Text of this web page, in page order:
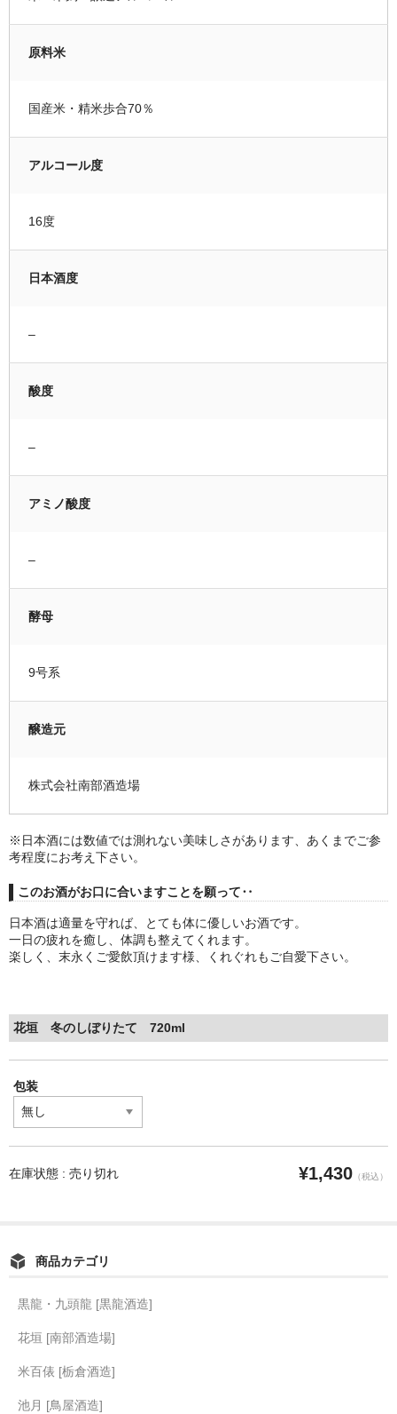
原料米
国産米・精米歩合70％
アルコール度
16度
日本酒度
–
酸度
–
アミノ酸度
–
酵母
9号系
醸造元
株式会社南部酒造場
※日本酒には数値では測れない美味しさがあります、あくまでご参
考程度にお考え下さい。
このお酒がお口に合いますことを願って‥
日本酒は適量を守れば、とても体に優しいお酒です。
一日の疲れを癒し、体調も整えてくれます。
楽しく、末永くご愛飲頂けます様、くれぐれもご自愛下さい。
花垣 冬のしぼりたて 720ml
包装
在庫状態 : 売り切れ ¥1,430 （税込）
商品カテゴリ
黒龍・九頭龍 [黒龍酒造]
花垣 [南部酒造場]
米百俵 [栃倉酒造]
池月 [鳥屋酒造]